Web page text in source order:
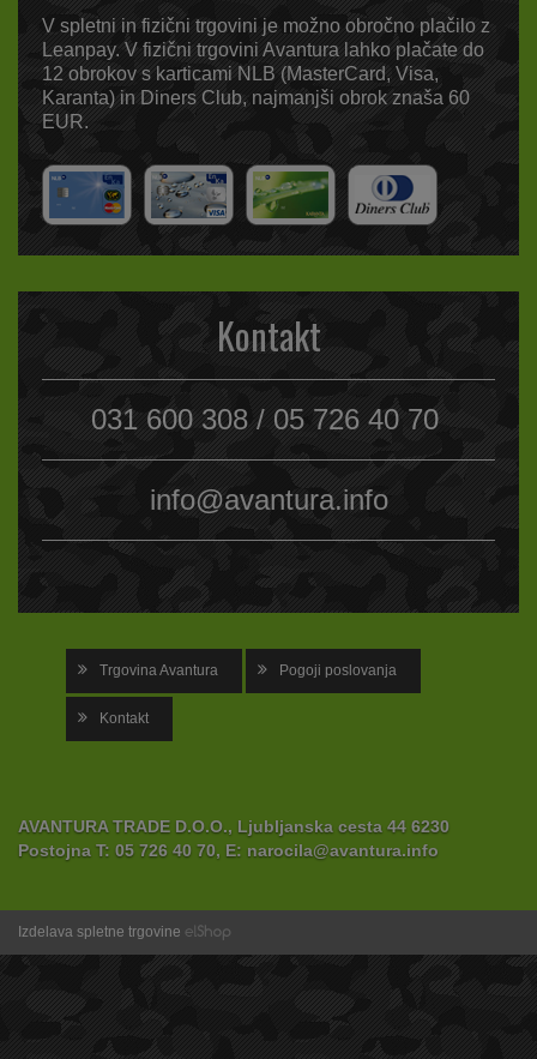
V spletni in fizični trgovini je možno obročno plačilo z
Leanpay. V fizični trgovini Avantura lahko plačate do
12 obrokov s karticami NLB (MasterCard, Visa,
Karanta) in Diners Club, najmanjši obrok znaša 60
EUR.
Kontakt
031 600 308 / 05 726 40 70
info@avantura.info
Trgovina Avantura Pogoji poslovanja
Kontakt
AVANTURA TRADE D.O.O., Ljubljanska cesta 44 6230
Postojna T: 05 726 40 70, E: narocila@avantura.info
Izdelava spletne trgovine